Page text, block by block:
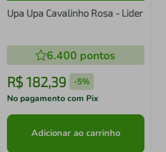
Upa Upa Cavalinho Rosa - Lider
6.400 pontos
R$ 182,39 -5%
No pagamento com Pix
Adicionar ao carrinho